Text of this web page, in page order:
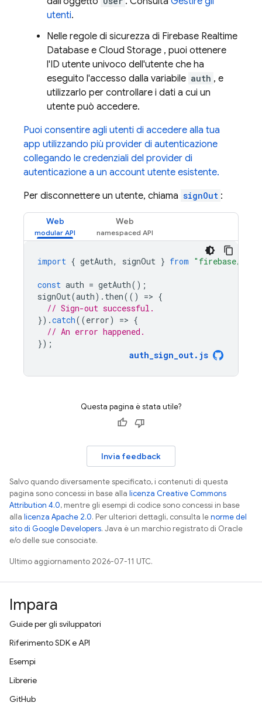
utenti.
Nelle regole di sicurezza di Firebase Realtime
Database e Cloud Storage , puoi ottenere
l'ID utente univoco dell'utente che ha
eseguito l'accesso dalla variabile auth , e
utilizzarlo per controllare i dati a cui un
utente può accedere.
Puoi consentire agli utenti di accedere alla tua
app utilizzando più provider di autenticazione
collegando le credenziali del provider di
autenticazione a un account utente esistente.
Per disconnettere un utente, chiama signOut :
Web Web
import { getAuth, signOut } from "firebase/
const auth = getAuth();
signOut(auth). then(() => {
// Sign-out successful.
}).catch((error) => {
// An error happened.
});
auth_sign_out. js
Questa pagina è stata utile?
Invia feedback
Salvo quando diversamente specificato, i contenuti di questa
pagina sono concessi in base alla licenza Creative Commons
Attribution 4.0, mentre gli esempi di codice sono concessi in base
alla licenza Apache 2.0. Per ulteriori dettagli, consulta lenorme del
sito di Google Developers. Java è un marchio registrato di Oracle
e/o delle sue consociate.
Ultimo aggiornamento 2026-07-11 UTC.
Impara
Guide per gli sviluppatori
Riferimento SDK e API
Esempi
Librerie
GitHub